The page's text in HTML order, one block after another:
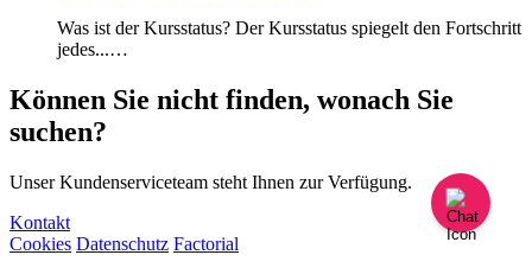
Was ist der Kursstatus? Der Kursstatus spiegelt den Fortschritt
jedes...…
Können Sie nicht finden, wonach Sie
suchen?
Unser Kundenserviceteam steht Ihnen zur Verfügung.
Kontakt
Cookies Datenschutz Factorial